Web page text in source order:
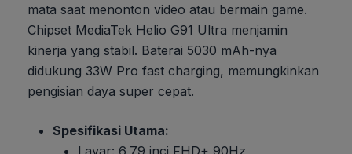
mata saat menonton video atau bermain game.
Chipset MediaTek Helio G91 Ultra menjamin
kinerja yang stabil. Baterai 5030 mAh-nya
didukung 33W Pro fast charging, memungkinkan
pengisian daya super cepat.
Spesifikasi Utama:
Layar: 6,79 inci FHD+ 90Hz